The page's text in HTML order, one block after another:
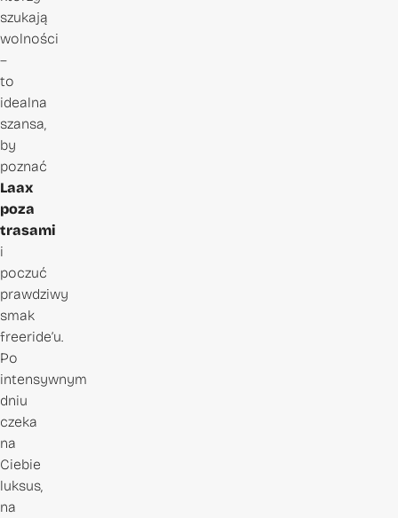
szukają
wolności
–
to
idealna
szansa,
by
poznać
Laax
poza
trasami
i
poczuć
prawdziwy
smak
freeride’u.
Po
intensywnym
dniu
czeka
na
Ciebie
luksus,
na